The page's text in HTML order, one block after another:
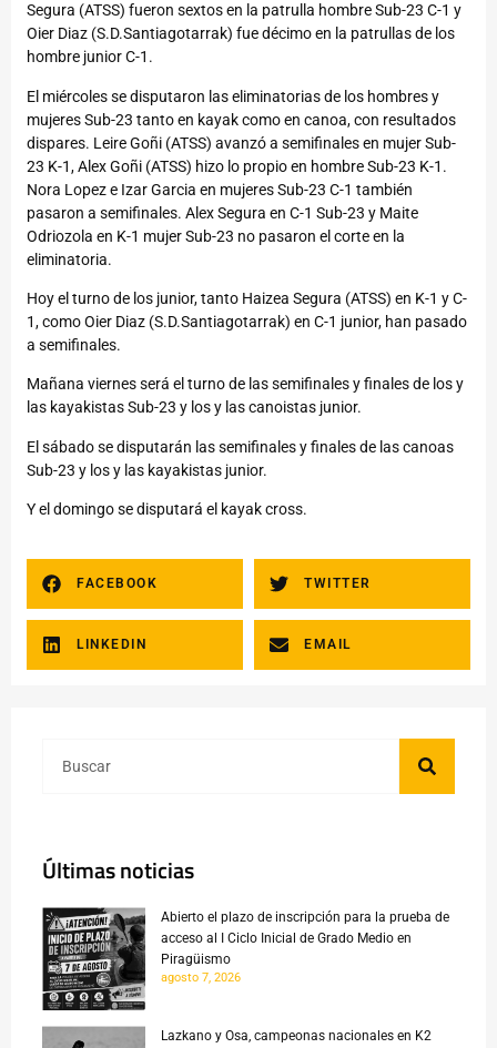
Segura (ATSS) fueron sextos en la patrulla hombre Sub-23 C-1 y
Oier Diaz (S.D.Santiagotarrak) fue décimo en la patrullas de los
hombre junior C-1.
El miércoles se disputaron las eliminatorias de los hombres y
mujeres Sub-23 tanto en kayak como en canoa, con resultados
dispares. Leire Goñi (ATSS) avanzó a semifinales en mujer Sub-
23 K-1, Alex Goñi (ATSS) hizo lo propio en hombre Sub-23 K-1.
Nora Lopez e Izar Garcia en mujeres Sub-23 C-1 también
pasaron a semifinales. Alex Segura en C-1 Sub-23 y Maite
Odriozola en K-1 mujer Sub-23 no pasaron el corte en la
eliminatoria.
Hoy el turno de los junior, tanto Haizea Segura (ATSS) en K-1 y C-
1, como Oier Diaz (S.D.Santiagotarrak) en C-1 junior, han pasado
a semifinales.
Mañana viernes será el turno de las semifinales y finales de los y
las kayakistas Sub-23 y los y las canoistas junior.
El sábado se disputarán las semifinales y finales de las canoas
Sub-23 y los y las kayakistas junior.
Y el domingo se disputará el kayak cross.
FACEBOOK TWITTER
LINKEDIN EMAIL
Últimas noticias
Abierto el plazo de inscripción para la prueba de
acceso al I Ciclo Inicial de Grado Medio en
Piragüismo
agosto 7, 2026
Lazkano y Osa, campeonas nacionales en K2